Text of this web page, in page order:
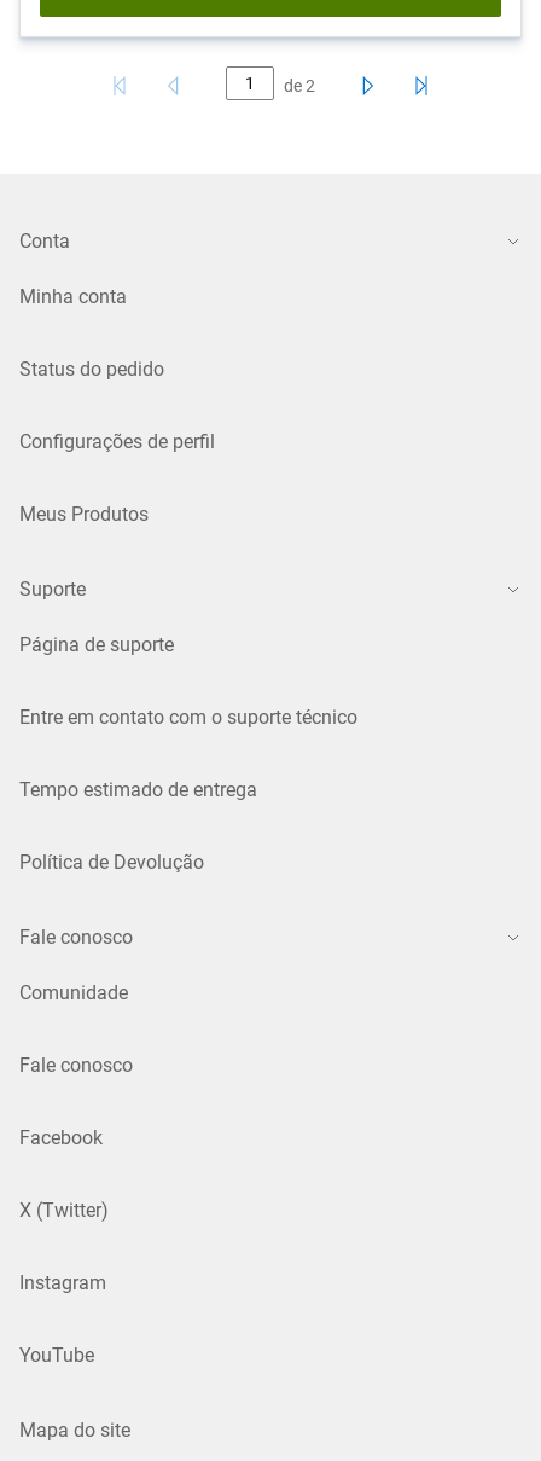
de2
Conta
Minha conta
Status do pedido
Configurações de perfil
Meus Produtos
Suporte
Página de suporte
Entre em contato com o suporte técnico
Tempo estimado de entrega
Política de Devolução
Fale conosco
Comunidade
Fale conosco
Facebook
X (Twitter)
Instagram
YouTube
Mapa do site